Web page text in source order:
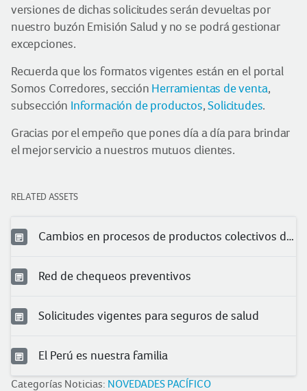
versiones de dichas solicitudes serán devueltas por
nuestro buzón Emisión Salud y no se podrá gestionar
excepciones.
Recuerda que los formatos vigentes están en el portal
Somos Corredores, sección Herramientas de venta,
subsección Información de productos,Solicitudes.
Gracias por el empeño que pones día a día para brindar
el mejor servicio a nuestros mutuos clientes.
RELATED ASSETS
Cambios en procesos de productos colectivos de salud
Red de chequeos preventivos
Solicitudes vigentes para seguros de salud
El Perú es nuestra familia
Categorías Noticias: NOVEDADES PACÍFICO